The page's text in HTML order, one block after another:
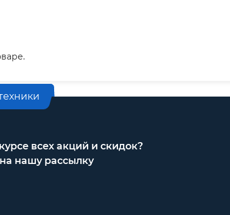
всех акций и скидок?
нашу рассылку